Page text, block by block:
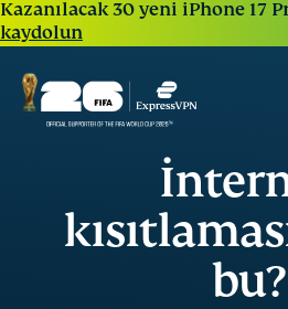
Kazanılacak 30 yeni iPhone 17
kaydolun
bu?